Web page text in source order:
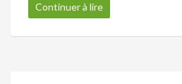
Continuer à lire